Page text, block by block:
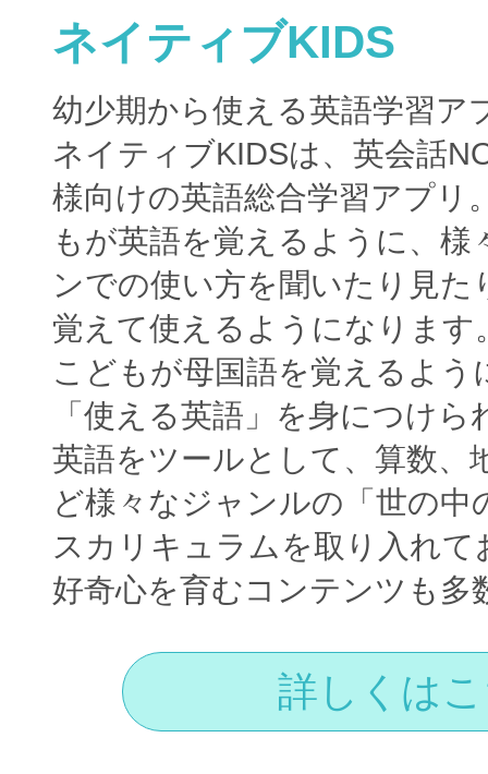
ネイティブKIDS
幼少期から使える英語学習ア
ネイティブKIDSは、英会話
様向けの英語総合学習アプリ
もが英語を覚えるように、
ンでの使い方を聞いたり見た
覚えて使えるようになります
こどもが母国語を覚えるよう
「使える英語」を身につけら
英語をツールとして、算数、
ど様々なジャンルの「世の中
スカリキュラムを取り入れて
好奇心を育むコンテンツも多
詳しくは